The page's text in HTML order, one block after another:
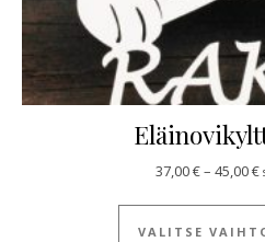
37,00€– 45,00€
VALITSE